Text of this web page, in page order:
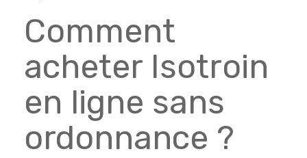
Comment
acheter Isotroin
en ligne sans
ordonnance ?